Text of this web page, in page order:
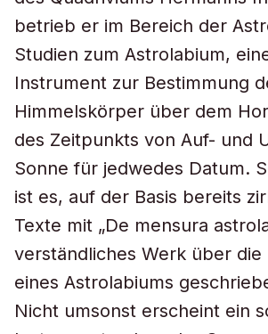
betrieb er im Bereich der
Studien zum Astrolabium,
Instrument zur Bestimmung
Himmelskörper über dem
des Zeitpunkts von Auf- und
Sonne für jedwedes Datum.
ist es, auf der Basis bereits
Texte mit „De mensura
verständliches Werk über die
eines Astrolabiums
Nicht umsonst erscheint ein